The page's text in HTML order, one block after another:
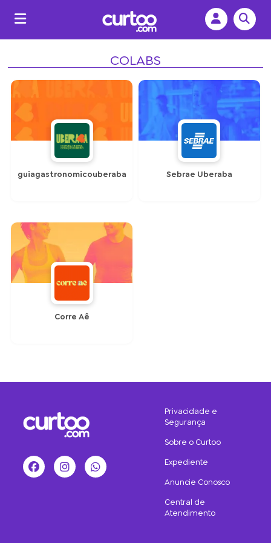
COLABS
guiagastronomicouberaba Sebrae Uberaba
Corre Aê
FacebookInstagramWhatsApp
Privacidade e
Segurança
Sobre o Curtoo
Expediente
Anuncie Conosco
Central de
Atendimento